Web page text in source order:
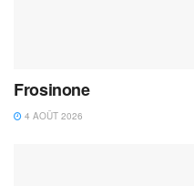
Frosinone
4 AOÛT 2026